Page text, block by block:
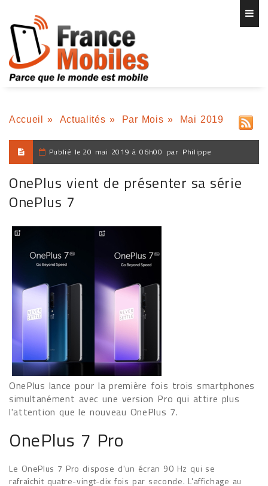
Accueil » Actualités » Par Mois » Mai 2019
Publié le 20 mai 2019 à 06h00 par Philippe
OnePlus vient de présenter sa série
OnePlus 7
OnePlus lance pour la première fois trois smartphones
simultanément avec une version Pro qui attire plus
l'attention que le nouveau OnePlus 7.
OnePlus 7 Pro
Le OnePlus 7 Pro dispose d'un écran 90 Hz qui se
rafraîchit quatre-vingt-dix fois par seconde. L'affichage au